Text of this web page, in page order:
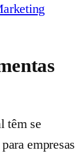
têm se
empresas